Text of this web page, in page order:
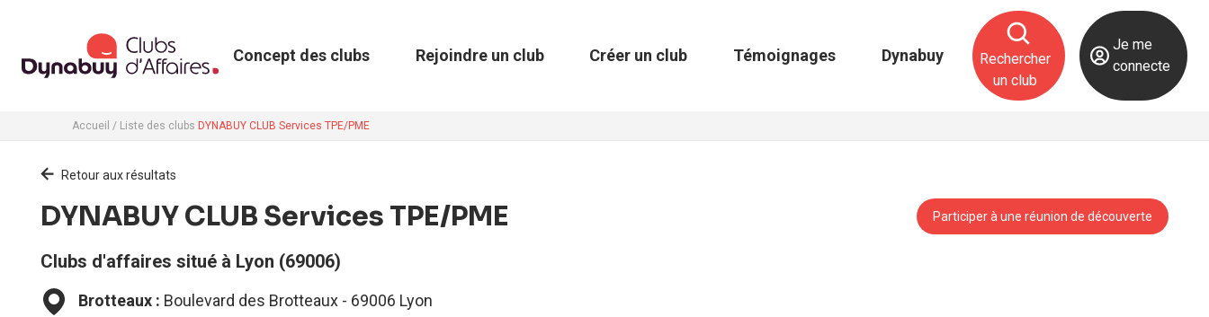
Concept des clubs Rejoindre un club Créer un club Témoignages Dynabuy
Rechercher
un club
Je me
connecte
Accueil / Liste des clubs DYNABUY CLUB Services TPE/PME
Retour aux résultats
DYNABUY CLUB Services TPE/PME Participer à une réunion de découverte
Clubs d'affaires situé à Lyon (69006)
Brotteaux : Boulevard des Brotteaux - 69006 Lyon